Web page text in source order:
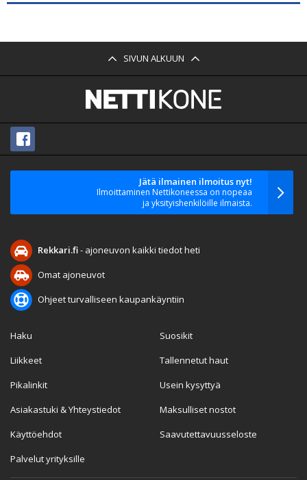
SIVUN ALKUUN
Jätä ilmainen ilmoitus nyt!
Ilmoittaminen Nettikoneessa on nopeaa
ja yksityishenkilöille ilmaista.
Rekkari.fi- ajoneuvon kaikki tiedot heti
Omat ajoneuvot
Ohjeet turvalliseen kaupankäyntiin
Haku
Liikkeet
Pikalinkit
Asiakastuki & Yhteystiedot
Käyttöehdot
Palvelut yrityksille
Suosikit
Tallennetut haut
Usein kysyttyä
Maksulliset nostot
Saavutettavuusseloste